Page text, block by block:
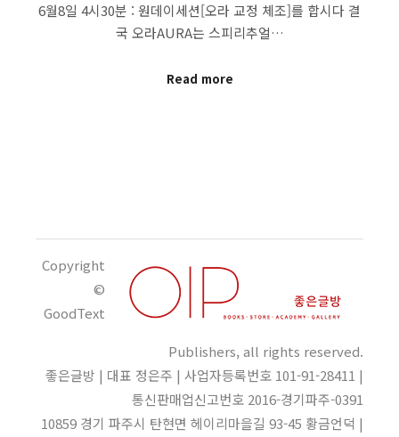
6월8일 4시30분 : 원데이세션[오라 교정 체조]를 합시다 결
국 오라AURA는 스피리추얼…
Read more
Copyright
©
GoodText
Publishers, all rights reserved.
좋은글방 | 대표 정은주 | 사업자등록번호 101-91-28411 |
통신판매업신고번호 2016-경기파주-0391
10859 경기 파주시 탄현면 헤이리마을길 93-45 황금언덕 |